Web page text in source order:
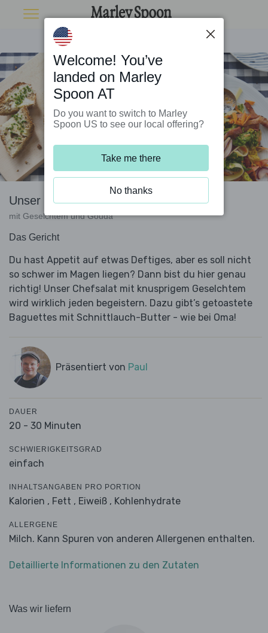
Unser Chefsalat
mit Geselchtem und Gouda
Das Gericht
Du hast Appetit auf etwas Deftiges, aber es soll nicht
so schwer im Magen liegen? Dann bist du hier genau
richtig! Unser Chefsalat mit knusprigem Geselchtem
wird wirklich jeden begeistern. Dazu gibt’s getoastete
Baguettes mit Schnittlauch-Butter - wie bei Oma!
Präsentiert von Paul
DAUER
20 - 30 Minuten
SCHWIERIGKEITSGRAD
einfach
INHALTSANGABEN PRO PORTION
Kalorien , Fett , Eiweiß , Kohlenhydrate
ALLERGENE
Milch. Kann Spuren von anderen Allergenen enthalten.
Detaillierte Informationen zu den Zutaten
Was wir liefern
Welcome! You’ve
landed on Marley
Spoon AT
Do you want to switch to Marley
Spoon US to see our local offering?
Take me there
No thanks